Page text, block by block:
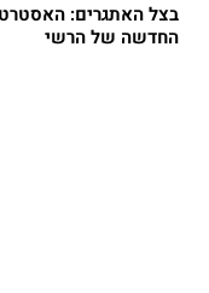
בצל האתגרים:
החדשה של הרשי